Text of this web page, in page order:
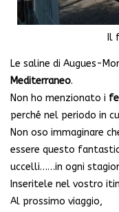
Il
Le saline di Augues-
Mediterraneo.
Non ho menzionato i
perché nel periodo in
Non oso immaginare
essere questo
uccelli……in ogni
Inseritele nel vostro
Al prossimo viaggio,